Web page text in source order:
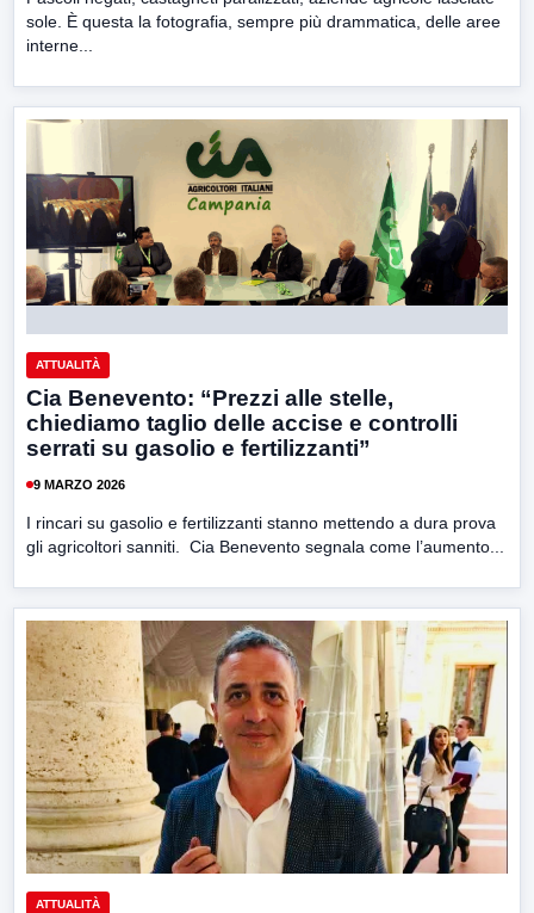
sole. È questa la fotografia, sempre più drammatica, delle aree
interne...
ATTUALITÀ
Cia Benevento: “Prezzi alle stelle,
chiediamo taglio delle accise e controlli
serrati su gasolio e fertilizzanti”
9 MARZO 2026
I rincari su gasolio e fertilizzanti stanno mettendo a dura prova
gli agricoltori sanniti. Cia Benevento segnala come l’aumento...
ATTUALITÀ